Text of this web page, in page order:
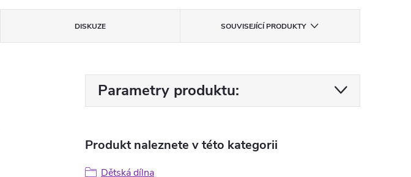
DISKUZE SOUVISEJÍCÍ PRODUKTY
Parametry produktu:
Produkt naleznete v této kategorii
Dětská dílna